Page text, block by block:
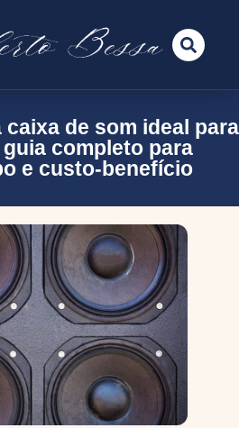
de som ideal para
completo para
e custo-benefício